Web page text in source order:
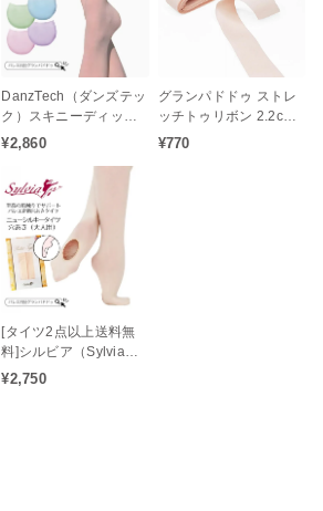
DanzTech（ダンズテッ
ク）スキニーディップ
トゥパッド 薄く軽量で
¥2,860
グランパドドゥ ストレ
ッチトゥリボン 2.2cm
幅 1足分 タイツに馴染
¥770
[タイツ2点以上送料無
料]シルビア（Sylvia）
ニューシルキータイツ
¥2,750